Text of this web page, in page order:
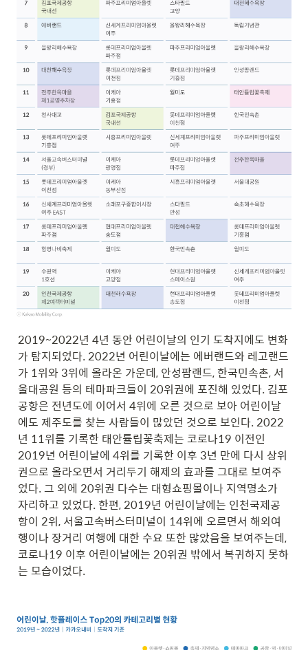
2019~2022년 4년 동안 어린이날의 인기 도착지에도 변화
가 탐지되었다. 2022년 어린이날에는 에버랜드와 레고랜드
가 1위와 3위에 올라온 가운데, 안성팜랜드, 한국민속촌, 서
울대공원 등의 테마파크들이 20위권에 포진해 있었다. 김포
공항은 전년도에 이어서 4위에 오른 것으로 보아 어린이날
에도 제주도를 찾는 사람들이 많았던 것으로 보인다. 2022
년 11위를 기록한 태안튤립꽃축제는 코로나19 이전인
2019년 어린이날에 4위를 기록한 이후 3년 만에 다시 상위
권으로 올라오면서 거리두기 해제의 효과를 그대로 보여주
었다. 그 외에 20위권 다수는 대형쇼핑몰이나 지역명소가
자리하고 있었다. 한편, 2019년 어린이날에는 인천국제공
항이 2위, 서울고속버스터미널이 14위에 오르면서 해외여
행이나 장거리 여행에 대한 수요 또한 많았음을 보여주는데,
코로나19 이후 어린이날에는 20위권 밖에서 복귀하지 못하
는 모습이었다.